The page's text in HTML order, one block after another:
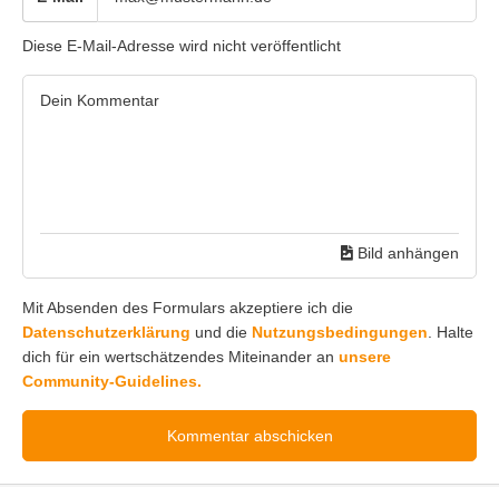
Diese E-Mail-Adresse wird nicht veröffentlicht
Bild anhängen
Mit Absenden des Formulars akzeptiere ich die
Datenschutzerklärung und die Nutzungsbedingungen . Halte
dich für ein wertschätzendes Miteinander an unsere
Community-Guidelines.